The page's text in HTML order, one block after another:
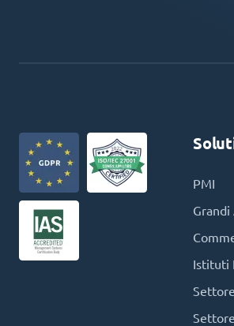
PMI
Grandi
Istituti